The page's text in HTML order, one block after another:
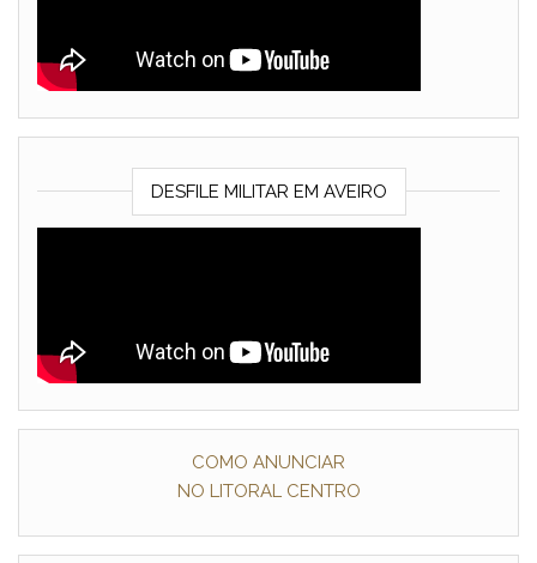
DESFILE MILITAR EM AVEIRO
COMO ANUNCIAR
NO LITORAL CENTRO